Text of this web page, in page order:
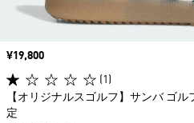
価格
¥19,800
(1)
【オリジナルスゴルフ】サンバ ゴ
定